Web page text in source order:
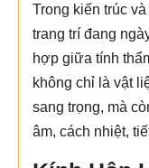
Trong kiến trúc
trang trí đang
hợp giữa tính
không chỉ là vật
sang trọng, mà
âm, cách nhiệt,